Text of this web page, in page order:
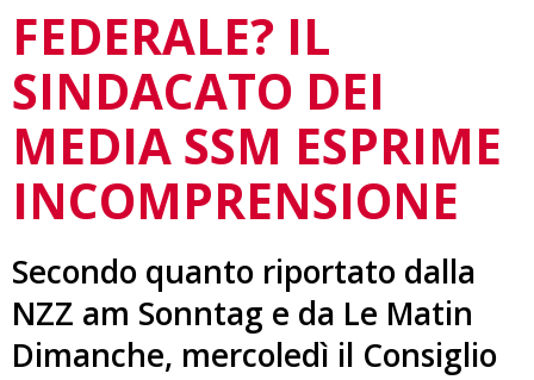
FEDERALE? IL
SINDACATO DEI
MEDIA SSM ESPRIME
INCOMPRENSIONE
Secondo quanto riportato dalla
NZZ am Sonntag e da Le Matin
Dimanche, mercoledì il Consiglio